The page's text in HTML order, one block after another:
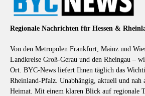
Regionale Nachrichten für Hessen &
Von den Metropolen Frankfurt, Mainz und
Landkreise Groß-Gerau und den Rheingau –
Ort. BYC-News liefert Ihnen täglich das
Rheinland-Pfalz. Unabhängig, aktuell und nah
Heimat. Mit einem klaren Blick auf regionale